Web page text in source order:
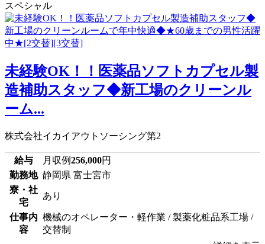
スペシャル
未経験OK！！医薬品ソフトカプセル製
造補助スタッフ◆新工場のクリーンル
ーム...
株式会社イカイアウトソーシング第2
給与 月収例256,000円
勤務地 静岡県 富士宮市
寮・社
宅
あり
仕事内
容
機械のオペレーター・軽作業 / 製薬化粧品系工場 /
交替制